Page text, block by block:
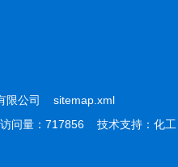
限公司 sitemap.xml
问量：717856 技术支持： 化工